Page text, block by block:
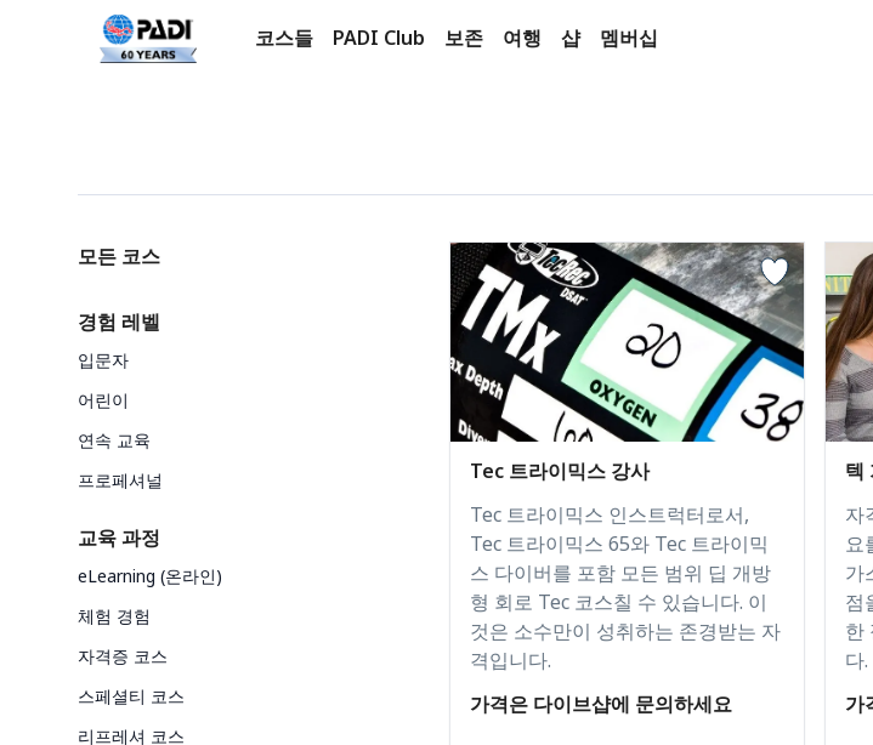
코스들 PADI Club 보존 여행 샵 멤버십
Categories
모든 코스
경험 레벨
입문자
어린이
연속 교육
프로페셔널
교육 과정
eLearning (온라인)
체험 경험
자격증 코스
스페셜티 코스
리프레셔 코스
Tec 트라이믹스 강사
Tec 트라이믹스 인스트럭터로서,
Tec 트라이믹스 65와 Tec 트라이믹
스 다이버를 포함 모든 범위 딥 개방
형 회로 Tec 코스칠 수 있습니다. 이
것은 소수만이 성취하는 존경받는 자
격입니다.
가격은 다이브샵에 문의하세요
텍
자
요
가
점
한
다.
가